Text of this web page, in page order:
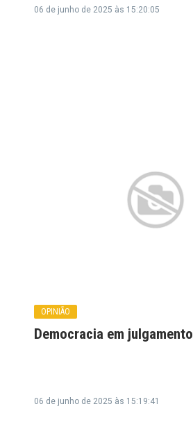
06 de junho de 2025 às 15:20:05
OPINIÃO
Democracia em julgamento
06 de junho de 2025 às 15:19:41